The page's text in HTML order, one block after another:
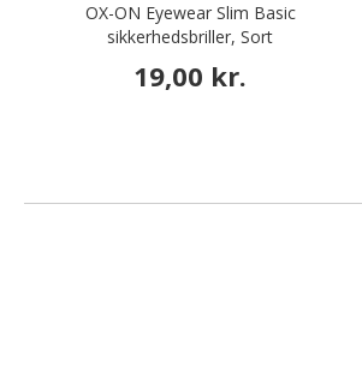
OX-ON Eyewear Slim Basic
sikkerhedsbriller, Sort
19,00 kr.